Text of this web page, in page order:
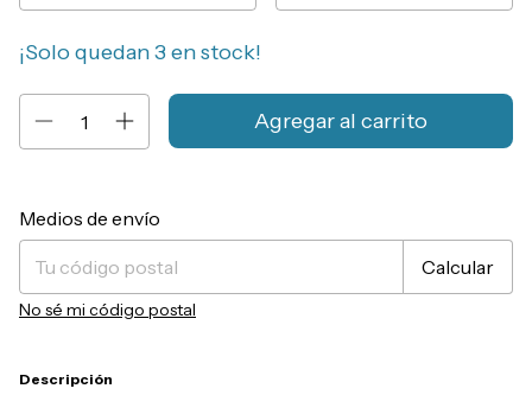
¡Solo quedan3en stock!
Entregas para el CP:
Medios de envío
Calcular
No sé mi código postal
Descripción